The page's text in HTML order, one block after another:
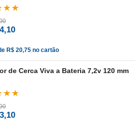
R$ 20,75 no cartão
de Cerca Viva a Bateria 7,2v 120 mm